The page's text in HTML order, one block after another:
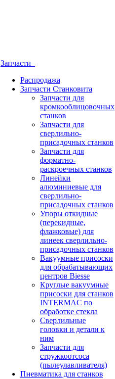
Запчасти
Распродажа
Запчасти Станковита
Запчасти для
кромкооблицовочных
станков
Запчасти для
сверлильно-
присадочных станков
Запчасти для
форматно-
раскроечных станков
Линейки
алюминиевые для
сверлильно-
присадочных станков
Упоры откидные
(перекидные,
флажковые) для
линеек сверлильно-
присадочных станков
Вакуумные присоски
для обрабатывающих
центров Biesse
Круглые вакуумные
присоски для станков
INTERMAC по
обработке стекла
Сверлильные
головки и детали к
ним
Запчасти для
стружкоотсоса
(пылеулавливателя)
Пневматика для станков